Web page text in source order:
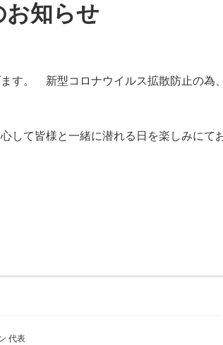
お知らせ
す。 新型コロナウイルス拡散防止の為、
して皆様と一緒に潜れる日を楽しみにて
代表